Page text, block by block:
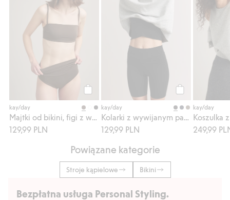
Kup
kay/day
129,99 PLN
kay/day
129,99 PLN
kay/day
249,99
Powiązane kategorie
Stroje kąpielowe Bikini
Bezpłatna usługa Personal Styling.